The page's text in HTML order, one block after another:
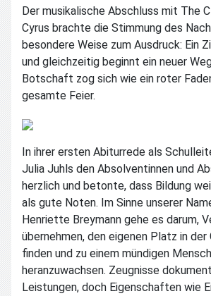
Der musikalische Abschluss mit The
Cyrus brachte die Stimmung des
besondere Weise zum Ausdruck: Ein
und gleichzeitig beginnt ein neuer
Botschaft zog sich wie ein roter
gesamte Feier.
In ihrer ersten Abiturrede als
Julia Juhls den Absolventinnen und
herzlich und betonte, dass Bildung
als gute Noten. Im Sinne unserer
Henriette Breymann gehe es darum,
übernehmen, den eigenen Platz in
finden und zu einem mündigen
heranzuwachsen. Zeugnisse
Leistungen, doch Eigenschaften wie